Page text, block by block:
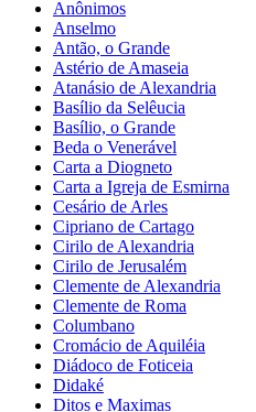
Anônimos
Anselmo
Antão, o Grande
Astério de Amaseia
Atanásio de Alexandria
Basílio da Selêucia
Basílio, o Grande
Beda o Venerável
Carta a Diogneto
Carta a Igreja de Esmirna
Cesário de Arles
Cipriano de Cartago
Cirilo de Alexandria
Cirilo de Jerusalém
Clemente de Alexandria
Clemente de Roma
Columbano
Cromácio de Aquiléia
Diádoco de Foticeia
Didaké
Ditos e Maximas